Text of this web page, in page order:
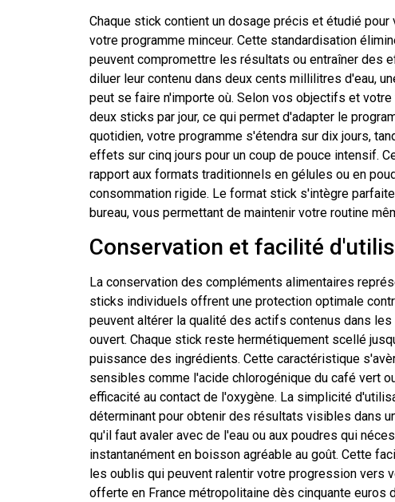
Chaque stick contient un dosage précis et étudié
votre programme minceur. Cette standardisation
peuvent compromettre les résultats ou entraîner
diluer leur contenu dans deux cents millilitres d'eau,
peut se faire n'importe où. Selon vos objectifs et
deux sticks par jour, ce qui permet d'adapter le
quotidien, votre programme s'étendra sur dix jours,
effets sur cinq jours pour un coup de pouce intensif.
rapport aux formats traditionnels en gélules ou en
consommation rigide. Le format stick s'intègre
bureau, vous permettant de maintenir votre routine
Conservation et facilité
La conservation des compléments alimentaires
sticks individuels offrent une protection optimale
peuvent altérer la qualité des actifs contenus dans
ouvert. Chaque stick reste hermétiquement scellé
puissance des ingrédients. Cette caractéristique
sensibles comme l'acide chlorogénique du café vert
efficacité au contact de l'oxygène. La simplicité
déterminant pour obtenir des résultats visibles dans
qu'il faut avaler avec de l'eau ou aux poudres qui
instantanément en boisson agréable au goût. Cette
les oublis qui peuvent ralentir votre progression
offerte en France métropolitaine dès cinquante euros